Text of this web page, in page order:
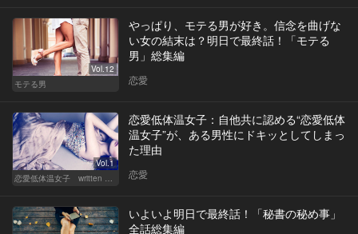
Vol.12
モテる男
やっぱり、モテる男が好き。信念を曲げな
い女の結末は？明日で最終話！「モテる
男」総集編
恋愛
Vol.1
恋愛低体温女子 written by 内埜さくら
恋愛低体温女子：自他共に認める“恋愛低体
温女子”が、ある男性にドキッとしてしまっ
た理由
恋愛
いよいよ明日で最終話！「秘書の秘め事」
全話総集編